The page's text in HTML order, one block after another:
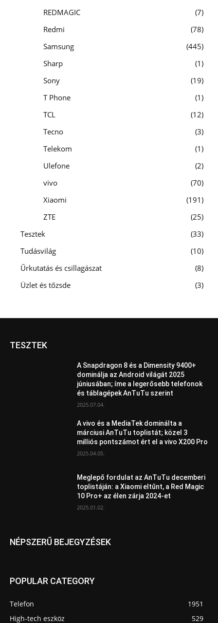
REDMAGIC
7
Redmi
78
Samsung
445
Sharp
1
Sony
19
T Phone
1
TCL
12
Tecno
3
Telekom
1
Ulefone
2
vivo
70
Xiaomi
191
ZTE
25
Tesztek
33
Tudásvilág
10
Űrkutatás és csillagászat
8
Üzlet és tőzsde
3
TESZTEK
A Snapdragon 8 és a Dimensity 9400+
dominálja az Android világát 2025
júniusában; íme a legerősebb telefonok
és táblagépek AnTuTu szerint
2025.07.04.
A vivo és a MediaTek dominálta a
márciusi AnTuTu toplistát; közel 3
milliós pontszámot ért el a vivo X200 Pro
2025.04.05.
Meglepő fordulat az AnTuTu decemberi
toplistáján: a Xiaomi eltűnt, a Red Magic
10 Pro+ az élen zárja 2024-et
2025.01.02.
NÉPSZERŰ BEJEGYZÉSEK
POPULAR CATEGORY
Telefon
1951
High-tech eszköz
529